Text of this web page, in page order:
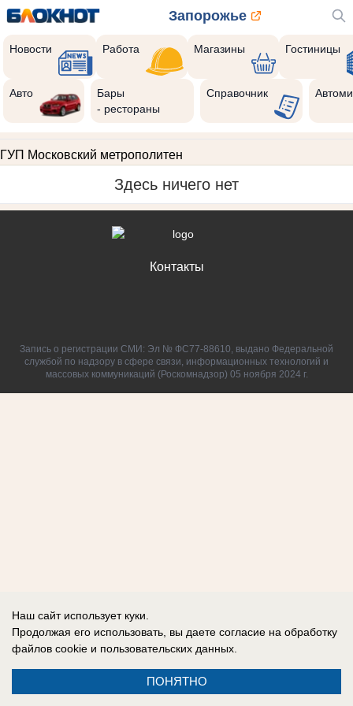
Запорожье
Новости Работа Магазины Гостиницы
Авто
Бары
- рестораны
Справочник
ГУП Московский метрополитен
Здесь ничего нет
Контакты
Запись о регистрации СМИ: Эл № ФС77-88610, выдано Федеральной
службой по надзору в сфере связи, информационных технологий и
массовых коммуникаций (Роскомнадзор) 05 ноября 2024 г.
Наш сайт использует куки.
Продолжая его использовать, вы даете согласие на обработку
файлов cookie и пользовательских данных.
ПОНЯТНО